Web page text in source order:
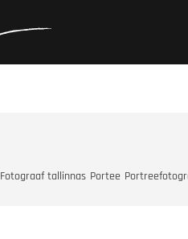
Karmen
Fotograaf tallinnas Portee